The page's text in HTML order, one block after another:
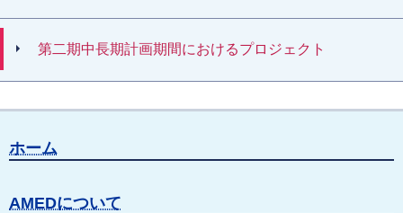
第二期中長期計画期間におけるプロジェクト
ホーム
AMEDについて